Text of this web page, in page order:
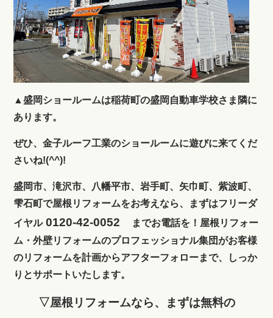
▲盛岡ショールームは稲荷町の盛岡自動車学校さま隣に
あります。
ぜひ、金子ルーフ工業のショールームに遊びに来てくだ
さいね!(^^)!
盛岡市、滝沢市、八幡平市、岩手町、矢巾町、紫波町、
雫石町で屋根リフォームをお考えなら、まずはフリーダ
イヤル0120-42-0052
までお電話を！屋根リフォー
ム・外壁リフォームのプロフェッショナル集団がお客様
のリフォームを計画からアフターフォローまで、しっか
りとサポートいたします。
▽屋根リフォームなら、まずは無料の